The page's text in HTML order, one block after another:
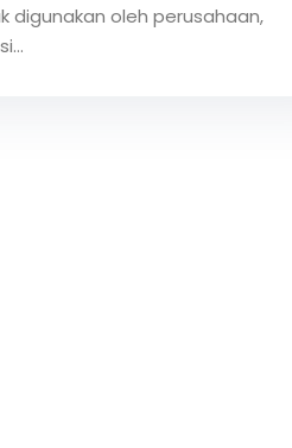
digunakan oleh perusahaan,